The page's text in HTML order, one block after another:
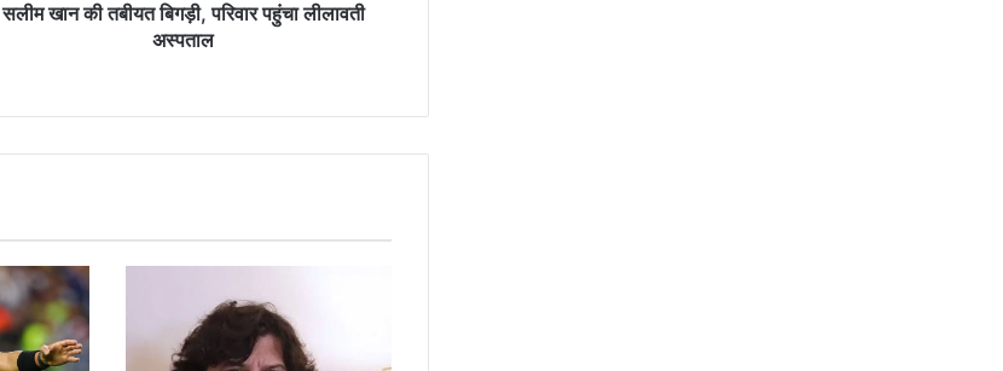
सलीम खान की तबीयत बिगड़ी, परिवार पहुंचा लीलावती
अस्पताल